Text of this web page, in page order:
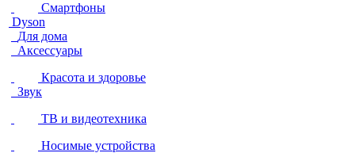
Смартфоны
Dyson
Для дома
Аксессуары
Красота и здоровье
Звук
ТВ и видеотехника
Носимые устройства